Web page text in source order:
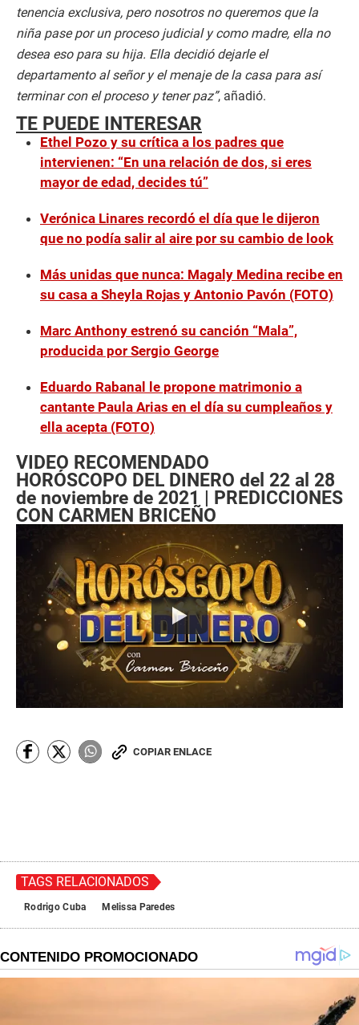
tenencia exclusiva, pero nosotros no queremos que la
niña pase por un proceso judicial y como madre, ella no
desea eso para su hija. Ella decidió dejarle el
departamento al señor y el menaje de la casa para así
terminar con el proceso y tener paz”, añadió.
TE PUEDE INTERESAR
Ethel Pozo y su crítica a los padres que
intervienen: “En una relación de dos, si eres
mayor de edad, decides tú”
Verónica Linares recordó el día que le dijeron
que no podía salir al aire por su cambio de look
Más unidas que nunca: Magaly Medina recibe en
su casa a Sheyla Rojas y Antonio Pavón (FOTO)
Marc Anthony estrenó su canción “Mala”,
producida por Sergio George
Eduardo Rabanal le propone matrimonio a
cantante Paula Arias en el día su cumpleaños y
ella acepta (FOTO)
VIDEO RECOMENDADO
HORÓSCOPO DEL DINERO del 22 al 28
de noviembre de 2021 | PREDICCIONES
CON CARMEN BRICEÑO
COPIAR ENLACE
TAGS RELACIONADOS
Rodrigo Cuba Melissa Paredes